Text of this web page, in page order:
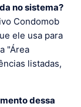
no sistema?
Condomob
ele usa para
"Área
listadas,
dessa